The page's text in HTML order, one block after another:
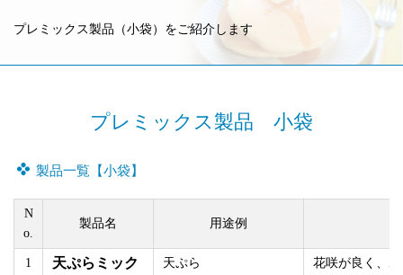
事業内容
サステナビリティ
アクセス
プレミックス製品（小袋）をご紹介します
プレミックス製品 小袋
製品一覧【小袋】
N
o.
製品名 用途例
1
天ぷらミック
天ぷら
花咲が良く、